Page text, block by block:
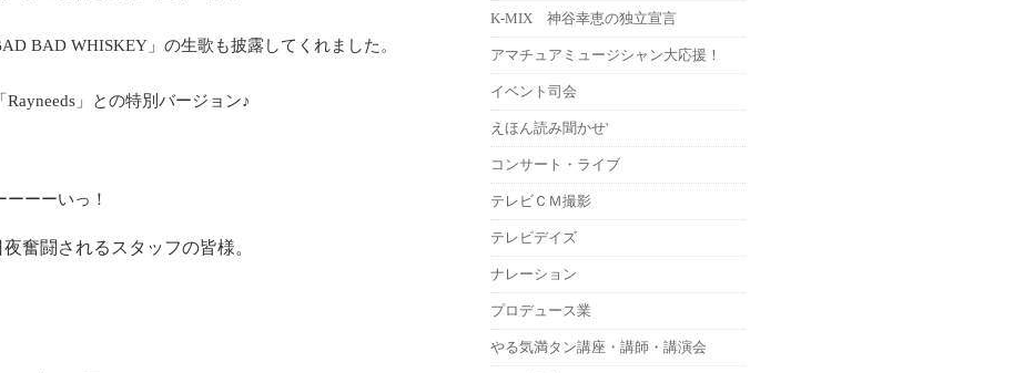
BAD WHISKEY」の生歌も披露してくれました。
」との特別バージョン♪
ーーいっ！
奮闘されるスタッフの皆様。
K-MIX 神谷幸恵の独立宣言
アマチュアミュージシャン大応援！
イベント司会
えほん読み聞かせ'
コンサート・ライブ
テレビＣＭ撮影
テレビデイズ
ナレーション
プロデュース業
やる気満タン講座・講師・講演会